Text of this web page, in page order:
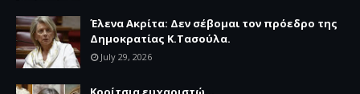
Έλενα Ακρίτα: Δεν σέβομαι τον πρόεδρο της
Δημοκρατίας Κ.Τασούλα.
July 29, 2026